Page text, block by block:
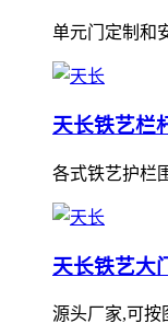
单元门定制和
天长铁艺栏
各式铁艺护栏
天长铁艺大
源头厂家,可按